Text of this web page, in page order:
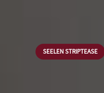
SEELEN STRIPTEASE